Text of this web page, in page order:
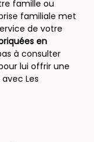
famille ou
familiale met
de votre
en
à consulter
lui offrir une
Les